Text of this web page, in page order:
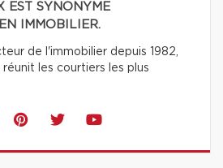
EST SYNONYME
IMMOBILIER.
de l'immobilier depuis 1982,
les courtiers les plus